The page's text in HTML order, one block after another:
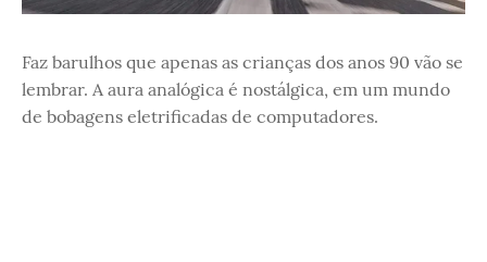
Faz barulhos que apenas as crianças dos anos 90 vão se
lembrar. A aura analógica é nostálgica, em um mundo
de bobagens eletrificadas de computadores.